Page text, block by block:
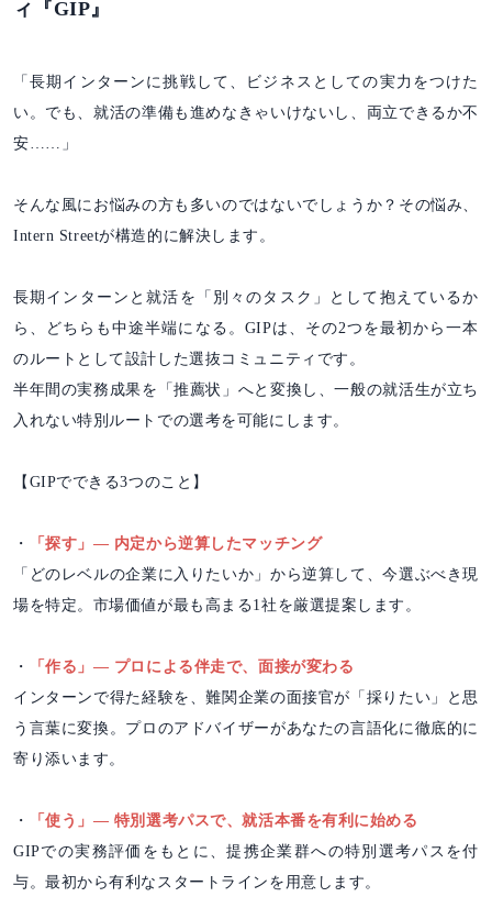
ィ『GIP』
「長期インターンに挑戦して、ビジネスとしての実力をつけた
い。でも、就活の準備も進めなきゃいけないし、両立できるか不
安……」
そんな風にお悩みの方も多いのではないでしょうか？その悩み、
Intern Streetが構造的に解決します。
長期インターンと就活を「別々のタスク」として抱えているか
ら、どちらも中途半端になる。GIPは、その2つを最初から一本
のルートとして設計した選抜コミュニティです。
半年間の実務成果を「推薦状」へと変換し、一般の就活生が立ち
入れない特別ルートでの選考を可能にします。
【GIPでできる3つのこと】
・
「探す」― 内定から逆算したマッチング
「どのレベルの企業に入りたいか」から逆算して、今選ぶべき現
場を特定。市場価値が最も高まる1社を厳選提案します。
・
「作る」― プロによる伴走で、面接が変わる
インターンで得た経験を、難関企業の面接官が「採りたい」と思
う言葉に変換。プロのアドバイザーがあなたの言語化に徹底的に
寄り添います。
・
「使う」― 特別選考パスで、就活本番を有利に始める
GIPでの実務評価をもとに、提携企業群への特別選考パスを付
与。最初から有利なスタートラインを用意します。